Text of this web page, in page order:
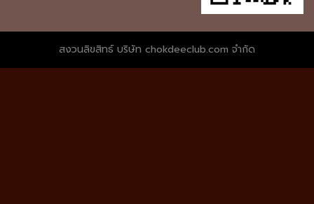
สงวนลิขสิทธ์ บริษัท chokdeeclub.com จำกัด